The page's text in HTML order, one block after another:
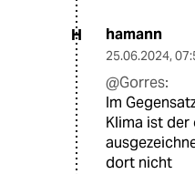
H hamann
25.06.2024,
@Gorres:
Im
Klima ist der
dort nicht